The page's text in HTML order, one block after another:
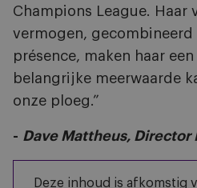
Champions League. Haar
vermogen, gecombineerd
présence, maken haar
belangrijke meerwaarde
onze ploeg.”
- Dave Mattheus, Director
Deze inhoud is afkomstig